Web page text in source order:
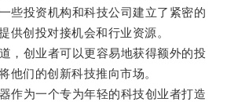
投资机构和科技公司建立了紧密的
供创投对接机会和行业资源。
创业者可以更容易地获得额外的投
他们的创新科技推向市场。
为一个专为年轻的科技创业者打造